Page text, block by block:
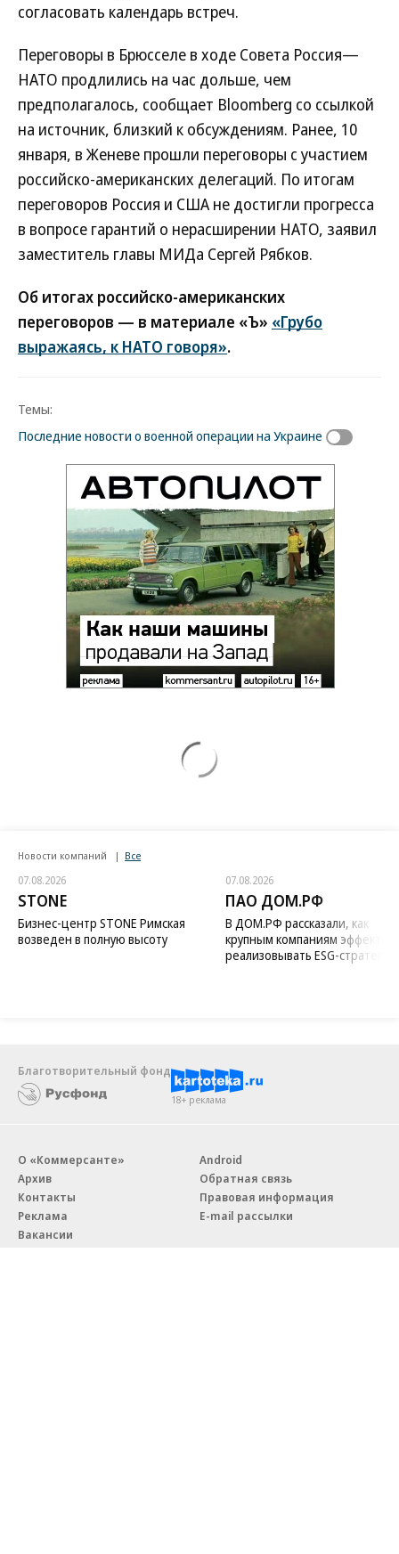
согласовать календарь встреч.
Переговоры в Брюсселе в ходе Совета Россия—
НАТО продлились на час дольше, чем
предполагалось, сообщает Bloomberg со ссылкой
на источник, близкий к обсуждениям. Ранее, 10
января, в Женеве прошли переговоры с участием
российско-американских делегаций. По итогам
переговоров Россия и США не достигли прогресса
в вопросе гарантий о нерасширении НАТО, заявил
заместитель главы МИДа Сергей Рябков.
Об итогах российско-американских
переговоров — в материале «Ъ» «Грубо
выражаясь, к НАТО говоря».
Темы:
Последние новости о военной операции на Украине
Новости компаний Все
07.08.2026
STONE
Бизнес-центр STONE Римская
возведен в полную высоту
07.08.2026
ПАО ДОМ.РФ
В ДОМ.РФ рассказали, как
крупным компаниям
реализовывать ESG-стратегию
Благотворительный фонд
18+ реклама
О «Коммерсанте»
Архив
Контакты
Реклама
Вакансии
Android
Обратная связь
Правовая информация
E-mail рассылки